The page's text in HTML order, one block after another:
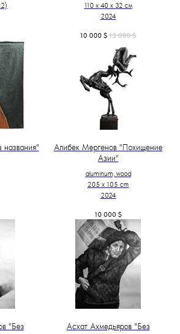
110 х 40 х 32 см
2024
10 000 $ 13 000 $
названия"
Алибек Мергенов "Похищение
Азии"
aluminum, wood
205 х 105 cm
2024
10 000 $
"Без
Асхат Ахмедьяров "Без